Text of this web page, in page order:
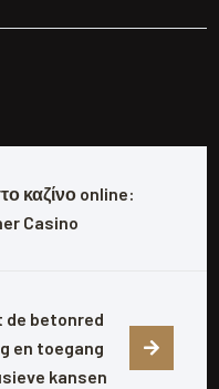
καζίνο online:
Casino
de betonred
en toegang
kansen